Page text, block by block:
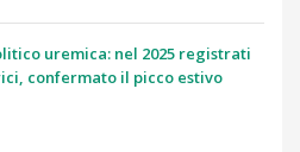
uremica: nel 2025 registrati
confermato il picco estivo